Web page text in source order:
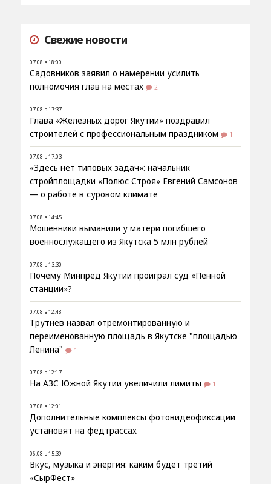
Свежие новости
07.08 в 18:00
Садовников заявил о намерении усилить
полномочия глав на местах
2
07.08 в 17:37
Глава «Железных дорог Якутии» поздравил
строителей с профессиональным праздником
1
07.08 в 17:03
«Здесь нет типовых задач»: начальник
стройплощадки «Полюс Строя» Евгений Самсонов
— о работе в суровом климате
07.08 в 14:45
Мошенники выманили у матери погибшего
военнослужащего из Якутска 5 млн рублей
07.08 в 13:30
Почему Минпред Якутии проиграл суд «Пенной
станции»?
07.08 в 12:48
Трутнев назвал отремонтированную и
переименованную площадь в Якутске "площадью
Ленина"
1
07.08 в 12:17
На АЗС Южной Якутии увеличили лимиты 1
07.08 в 12:01
Дополнительные комплексы фотовидеофиксации
установят на федтрассах
06.08 в 15:39
Вкус, музыка и энергия: каким будет третий
«СырФест»